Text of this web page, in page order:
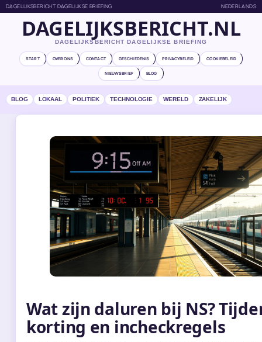
DAGELIJKSBERICHT DAGELIJKSE BRIEFING NEDERLANDS
DAGELIJKSBERICHT.NL
DAGELIJKSBERICHT DAGELIJKSE BRIEFING
START OVER ONS CONTACT GESCHIEDENIS PRIVACYBELEID COOKIEBELEID
NIEUWSBRIEF BLOG
BLOG LOKAAL POLITIEK TECHNOLOGIE WERELD ZAKELIJK
Wat zijn daluren bij NS?
korting en incheckregels